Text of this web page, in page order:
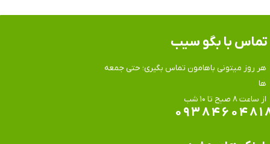
هر روز میتونی باهامون تماس بگیری؛ حتی جمعه
ها
​​​​​​​از ساعت ۸ صبح تا ۱۰ شب
تماس​​​​​​​ با بگو سیب